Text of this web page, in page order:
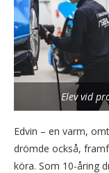
Elev vid
Edvin – en varm,
drömde också,
köra. Som 10-åring